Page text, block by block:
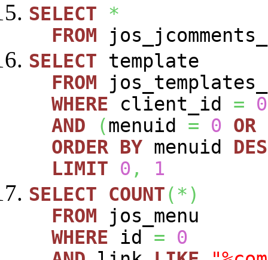
SELECT
*
FROM
SELECT template
FROM
WHERE client_id =
0
AND
(menuid = 0 OR
ORDER BY menuid
LIMIT
0 ,
1
SELECT
COUNT(*)
FROM jos_menu
WHERE id =
0